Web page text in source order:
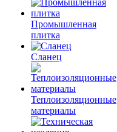
Промышленная
плитка
Сланец
Теплоизоляционные
материалы